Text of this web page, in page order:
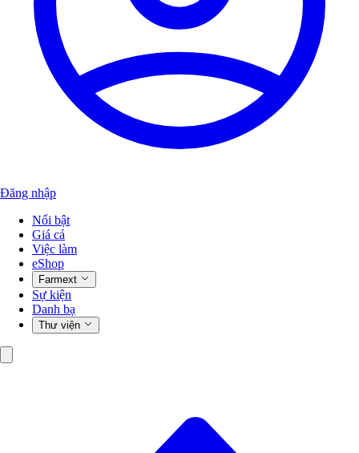
Đăng nhập
Nổi bật
Giá cả
Việc làm
eShop
Farmext
Sự kiện
Danh bạ
Thư viện